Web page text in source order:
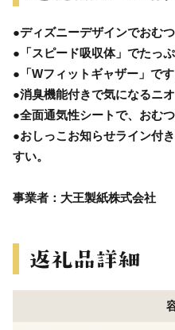
●ディズニーデザインでおむ
●「スピード吸収体」でたっ
●「Wフィットギャザー」で
●消臭機能付きで気になるニオ
●全面通気性シートで、おむ
●おしっこお知らせライン付
すい。
事業者：大王製紙株式会社